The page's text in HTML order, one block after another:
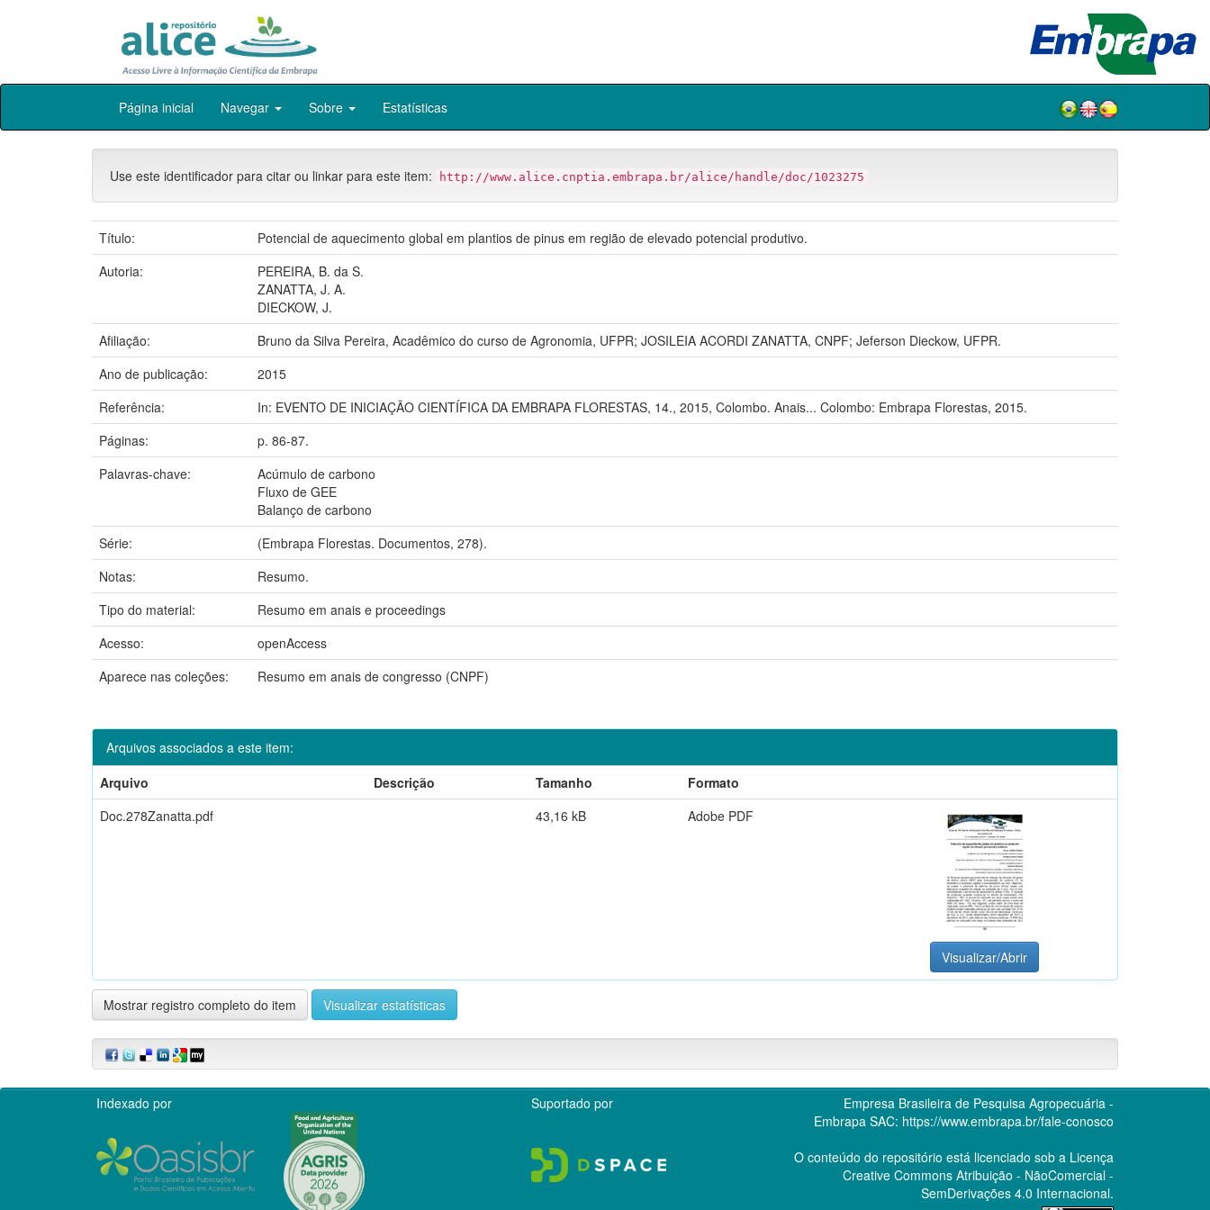
Skip
Página inicial Navegar Sobre Estatísticas
Use este identificador para citar ou linkar para este item: http://www.alice.cnptia.embrapa.br/alice/handle/doc/1023275
Título:
Potencial de aquecimento global em plantios de pinus em região de elevado potencial produtivo.
Autoria:
PEREIRA, B. da S.
ZANATTA, J. A.
DIECKOW, J.
Afiliação:
Bruno da Silva Pereira, Acadêmico do curso de Agronomia, UFPR; JOSILEIA ACORDI ZANATTA, CNPF; Jeferson Dieckow, UFPR.
Ano de publicação:
2015
Referência:
In: EVENTO DE INICIAÇÃO CIENTÍFICA DA EMBRAPA FLORESTAS, 14., 2015, Colombo. Anais... Colombo: Embrapa Florestas, 2015.
Páginas:
p. 86-87.
Palavras-chave:
Acúmulo de carbono
Fluxo de GEE
Balanço de carbono
Série:
(Embrapa Florestas. Documentos, 278).
Notas:
Resumo.
Tipo do material:
Resumo em anais e proceedings
Acesso:
openAccess
Aparece nas coleções:
Resumo em anais de congresso (CNPF)
Arquivos associados a este item:
Arquivo
Descrição Tamanho
Formato
Doc.278Zanatta.pdf
43,16 kB Adobe PDF
Visualizar/Abrir
Mostrar registro completo do item Visualizar estatísticas
Indexado por Suportado por
Empresa Brasileira de Pesquisa Agropecuária -
Embrapa SAC: https://www.embrapa.br/fale-conosco
O conteúdo do repositório está licenciado sob a Licença
Creative CommonsAtribuição - NãoComercial -
SemDerivações 4.0 Internacional.